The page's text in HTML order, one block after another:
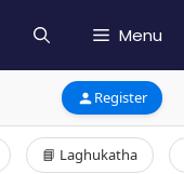
Menu
Register
📘 Laghukatha